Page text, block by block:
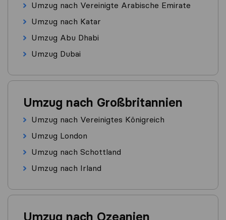
Umzug nach Vereinigte Arabische Emirate
Umzug nach Katar
Umzug Abu Dhabi
Umzug Dubai
Umzug nach Großbritannien
Umzug nach Vereinigtes Königreich
Umzug London
Umzug nach Schottland
Umzug nach Irland
Umzug nach Ozeanien